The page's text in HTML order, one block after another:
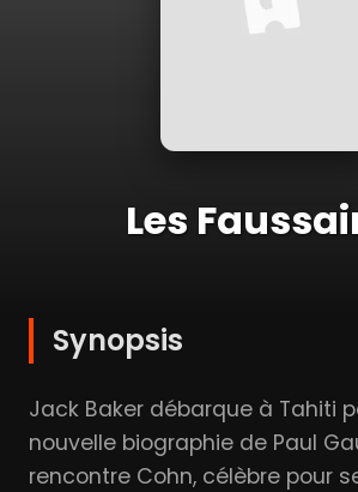
Les
Synopsis
Jack Baker débarque à Tahiti
nouvelle biographie de Paul
rencontre Cohn, célèbre pour